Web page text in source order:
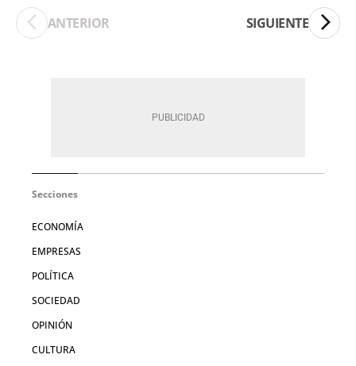
ANTERIOR SIGUIENTE
Secciones
ECONOMÍA
EMPRESAS
POLÍTICA
SOCIEDAD
OPINIÓN
CULTURA